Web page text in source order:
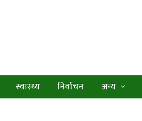
स्वास्थ्य निर्वाचन अन्य